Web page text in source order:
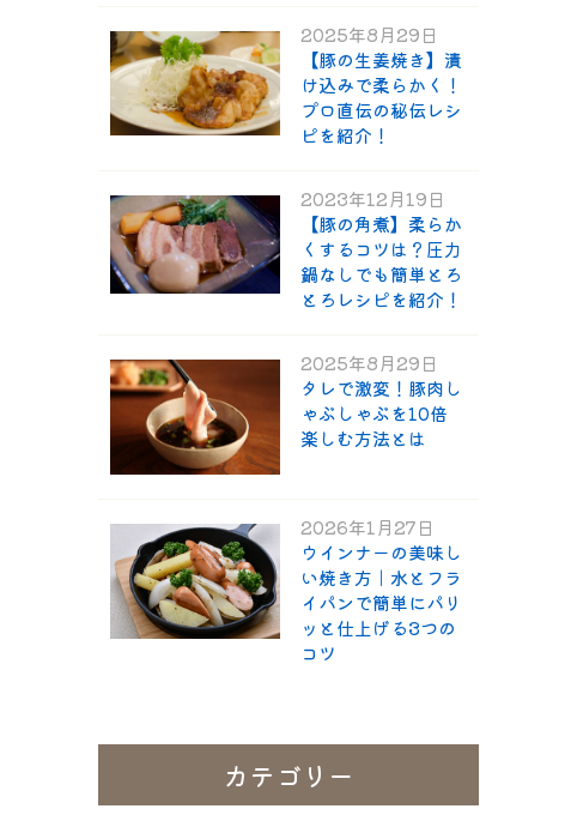
2025年8月29日
【豚の生姜焼き】漬
け込みで柔らかく！
プロ直伝の秘伝レシ
ピを紹介！
2023年12月19日
【豚の角煮】柔らか
くするコツは？圧力
鍋なしでも簡単とろ
とろレシピを紹介！
2025年8月29日
タレで激変！豚肉し
ゃぶしゃぶを10倍
楽しむ方法とは
2026年1月27日
ウインナーの美味し
い焼き方｜水とフラ
イパンで簡単にパリ
ッと仕上げる3つの
コツ
カテゴリー